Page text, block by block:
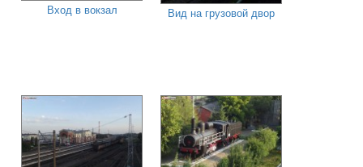
Вход в вокзал Вид на грузовой двор